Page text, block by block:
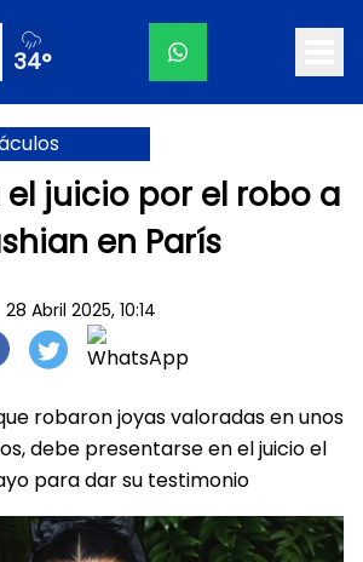
34°
juicio por el robo a
en París
28 Abril 2025, 10:14
robaron joyas valoradas en unos
debe presentarse en el juicio el
para dar su testimonio